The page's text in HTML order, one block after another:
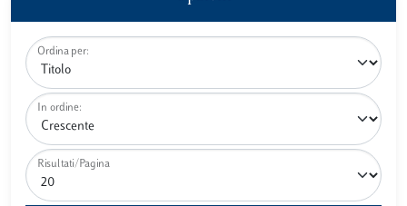
Ordina per:
In ordine:
Risultati/Pagina